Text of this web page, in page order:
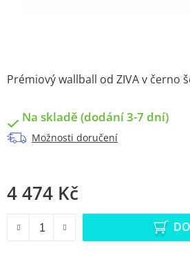
Prémiový wallball od ZIVA v černo
Na skladě (dodání 3-7 dní)
Možnosti doručení
4 474 Kč